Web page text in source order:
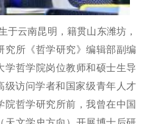
于云南昆明，籍贯山东潍坊，
究所《哲学研究》编辑部副编
学哲学院岗位教师和硕士生导
级访问学者和国家级青年人才
院哲学研究所前，我曾在中国